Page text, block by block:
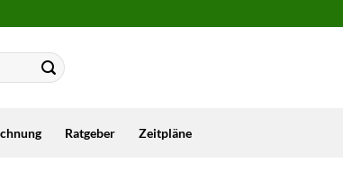
Ratgeber Zeitpläne